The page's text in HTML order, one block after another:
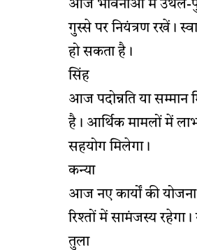
आज भावनाओं में उथल-
गुस्से पर नियंत्रण रखें।
हो सकता है।
सिंह
आज पदोन्नति या सम्मान
है। आर्थिक मामलों में लाभ
सहयोग मिलेगा।
कन्या
आज नए कार्यों की
रिश्तों में सामंजस्य रहेगा।
तुला